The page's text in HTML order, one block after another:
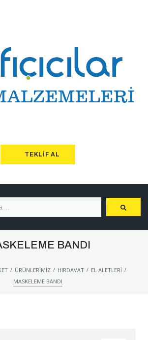
TEKLIF AL
BANDI
/ ÜRÜNLERIMIZ / HIRDAVAT / EL ALETLERI /
MASKELEME BANDI